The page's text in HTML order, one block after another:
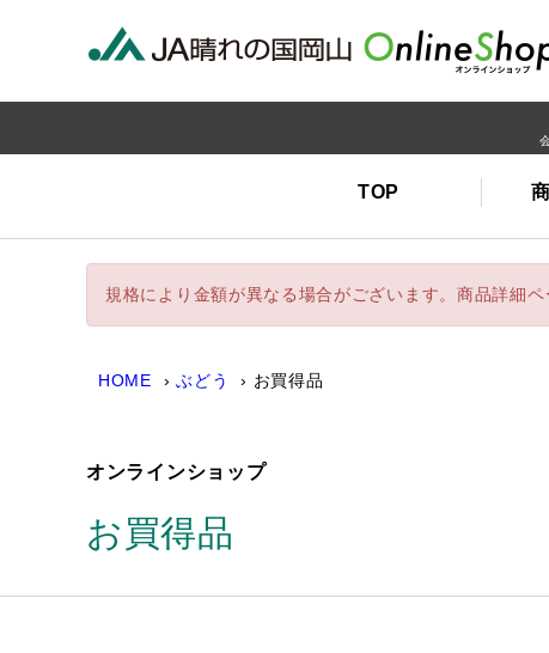
TOP
規格により金額が異なる場合がございます。商品詳細ペ
HOME ぶどう お買得品
オンラインショップ
お買得品